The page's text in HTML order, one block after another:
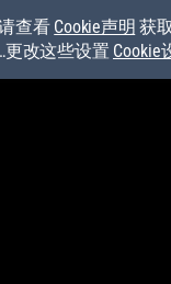
查看 Cookie声明 获
改这些设置 Cookie